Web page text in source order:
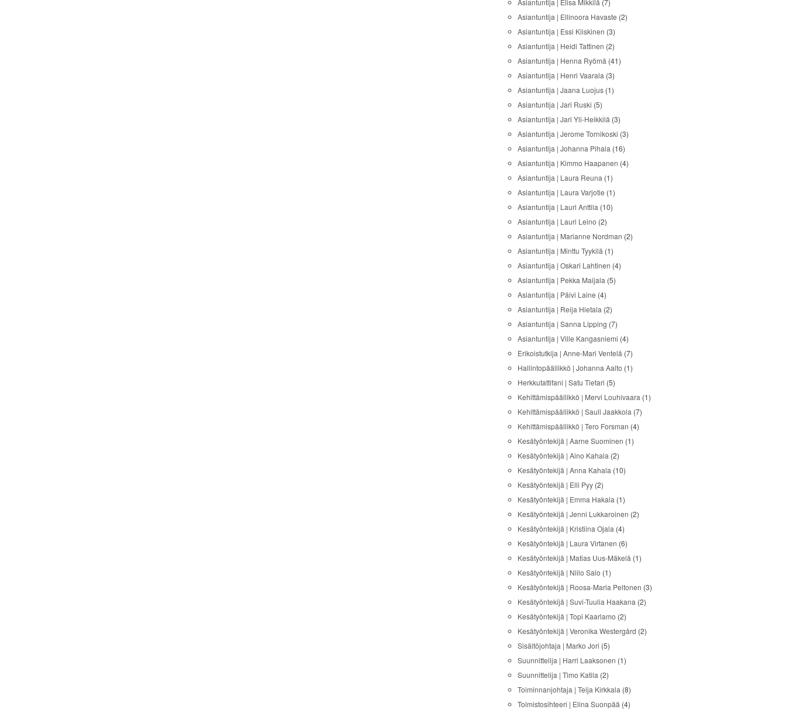
Asiantuntija | Elisa Mikkilä (7)
Asiantuntija | Ellinoora Havaste (2)
Asiantuntija | Essi Kiiskinen (3)
Asiantuntija | Heidi Tattinen (2)
Asiantuntija | Henna Ryömä (41)
Asiantuntija | Henri Vaarala (3)
Asiantuntija | Jaana Luojus (1)
Asiantuntija | Jari Ruski (5)
Asiantuntija | Jari Yli-Heikkilä (3)
Asiantuntija | Jerome Tornikoski (3)
Asiantuntija | Johanna Pihala (16)
Asiantuntija | Kimmo Haapanen (4)
Asiantuntija | Laura Reuna (1)
Asiantuntija | Laura Varjotie (1)
Asiantuntija | Lauri Anttila (10)
Asiantuntija | Lauri Leino (2)
Asiantuntija | Marianne Nordman (2)
Asiantuntija | Minttu Tyykilä (1)
Asiantuntija | Oskari Lahtinen (4)
Asiantuntija | Pekka Maijala (5)
Asiantuntija | Päivi Laine (4)
Asiantuntija | Reija Hietala (2)
Asiantuntija | Sanna Lipping (7)
Asiantuntija | Ville Kangasniemi (4)
Erikoistutkija | Anne-Mari Ventelä (7)
Hallintopäällikkö | Johanna Aalto (1)
Herkkutattifani | Satu Tietari (5)
Kehittämispäällikkö | Mervi Louhivaara (1)
Kehittämispäällikkö | Sauli Jaakkola (7)
Kehittämispäällikkö | Tero Forsman (4)
Kesätyöntekijä | Aarne Suominen (1)
Kesätyöntekijä | Aino Kahala (2)
Kesätyöntekijä | Anna Kahala (10)
Kesätyöntekijä | Elli Pyy (2)
Kesätyöntekijä | Emma Hakala (1)
Kesätyöntekijä | Jenni Lukkaroinen (2)
Kesätyöntekijä | Kristiina Ojala (4)
Kesätyöntekijä | Laura Virtanen (6)
Kesätyöntekijä | Matias Uus-Mäkelä (1)
Kesätyöntekijä | Niilo Salo (1)
Kesätyöntekijä | Roosa-Maria Peltonen (3)
Kesätyöntekijä | Suvi-Tuulia Haakana (2)
Kesätyöntekijä | Topi Kaarlamo (2)
Kesätyöntekijä | Veronika Westergård (2)
Sisältöjohtaja | Marko Jori (5)
Suunnittelija | Harri Laaksonen (1)
Suunnittelija | Timo Katila (2)
Toiminnanjohtaja | Teija Kirkkala (8)
Toimistosihteeri | Elina Suonpää (4)